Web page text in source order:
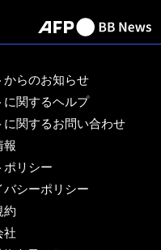
からのお知らせ
に関するヘルプ
に関するお問い合わせ
報
ポリシー
バシーポリシー
約
社